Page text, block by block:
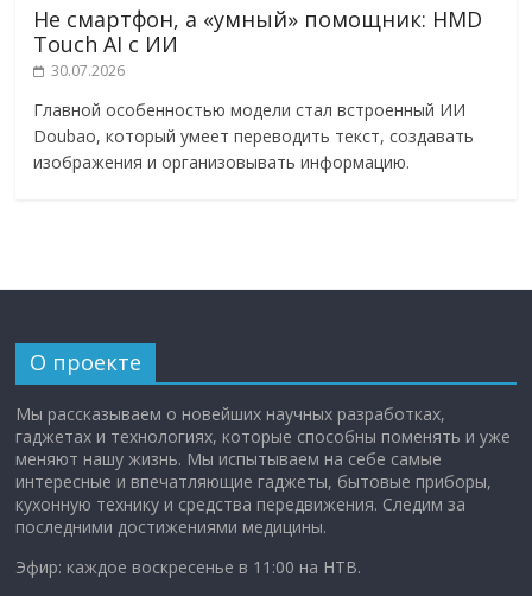
Не смартфон, а «умный» помощник: HMD
Touch AI с ИИ
30.07.2026
Главной особенностью модели стал встроенный ИИ
Doubao, который умеет переводить текст, создавать
изображения и организовывать информацию.
О проекте
Мы рассказываем о новейших научных разработках,
гаджетах и технологиях, которые способны поменять и уже
меняют нашу жизнь. Мы испытываем на себе самые
интересные и впечатляющие гаджеты, бытовые приборы,
кухонную технику и средства передвижения. Следим за
последними достижениями медицины.
Эфир: каждое воскресенье в 11:00 на НТВ.